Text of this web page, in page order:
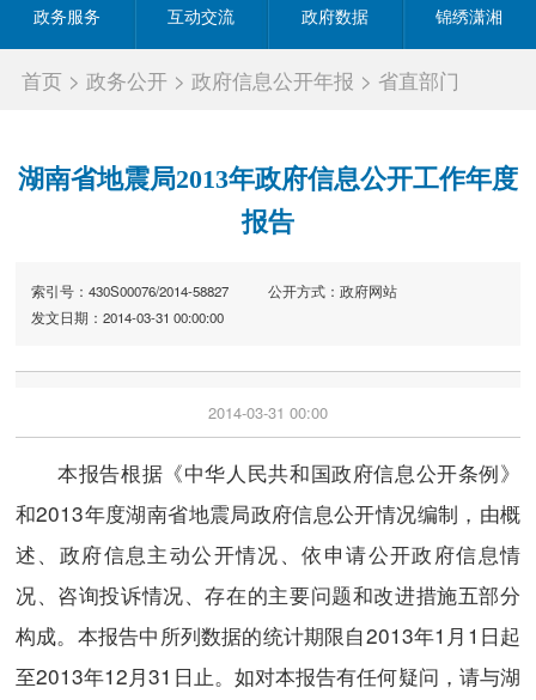
政务服务 互动交流 政府数据 锦绣潇湘
首页 >政务公开 >政府信息公开年报 > 省直部门
湖南省地震局2013年政府信息公开工作年度
报告
索引号：430S00076/2014-58827
公开方式：政府网站
发文日期：2014-03-31 00:00:00
2014-03-31 00:00
本报告根据《中华人民共和国政府信息公开条例》
和2013年度湖南省地震局政府信息公开情况编制，由概
述、政府信息主动公开情况、依申请公开政府信息情
况、咨询投诉情况、存在的主要问题和改进措施五部分
构成。本报告中所列数据的统计期限自2013年1月1日起
至2013年12月31日止。如对本报告有任何疑问，请与湖